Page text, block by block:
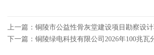
上一篇：铜陵市公益性骨灰堂建设项目勘察设